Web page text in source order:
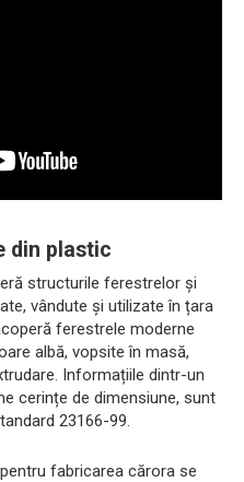
din plastic
structurile ferestrelor și
vândute și utilizate în țara
ferestrele moderne
albă, vopsite în masă,
Informațiile dintr-un
cerințe de dimensiune, sunt
23166-99.
fabricarea cărora se